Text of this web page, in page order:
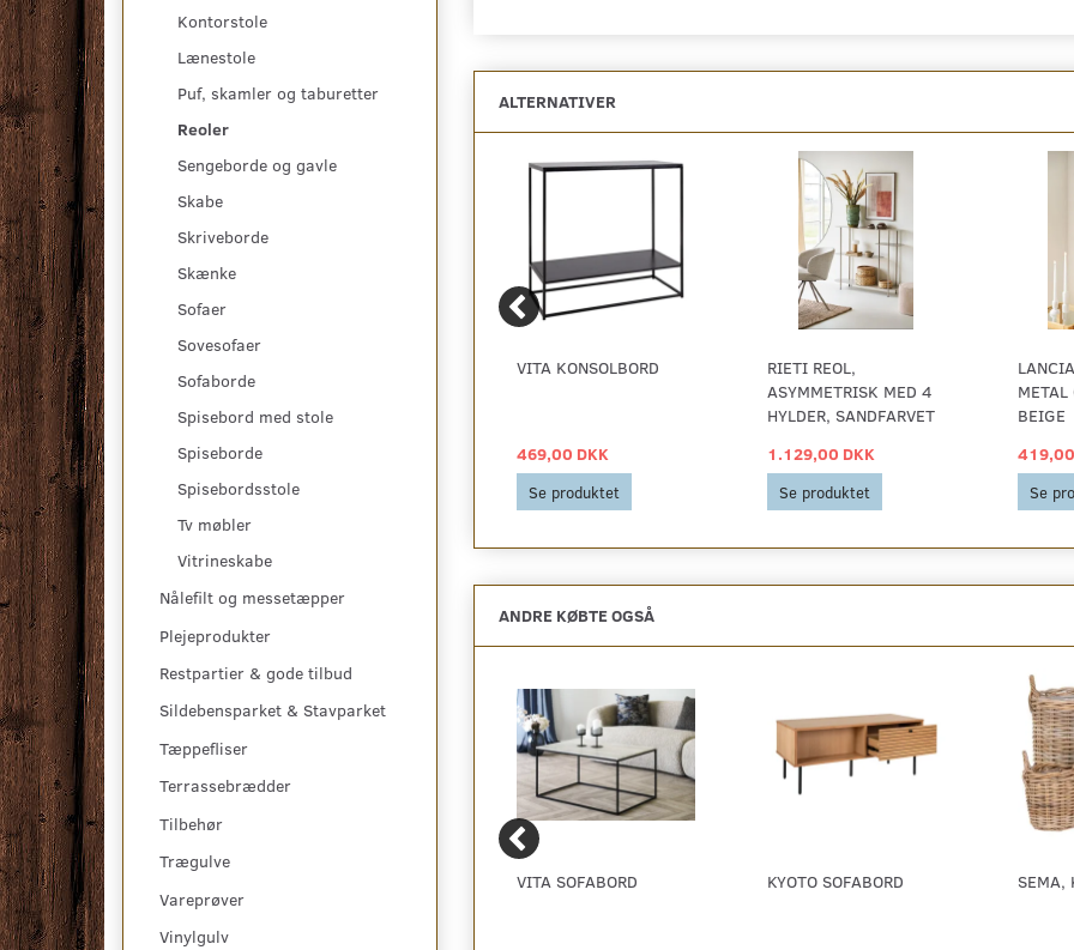
Kontorstole
Lænestole
Puf, skamler og taburetter
Reoler
Sengeborde og gavle
Skabe
Skriveborde
Skænke
Sofaer
Sovesofaer
Sofaborde
Spisebord med stole
Spiseborde
Spisebordsstole
Tv møbler
Vitrineskabe
Nålefilt og messetæpper
Plejeprodukter
Restpartier & gode tilbud
Sildebensparket & Stavparket
Tæppefliser
Terrassebrædder
Tilbehør
Trægulve
Vareprøver
Vinylgulv
ALTERNATIVER
GIRONA TEAK
KONSOLBORD I TEAK
909,00 DKK
Se produktet
BÆREDYGTIGE
Se produktet
VITA KONSOLBORD
469,00 DKK
Se produktet
RIETI REOL,
ASYMMETRISK MED 4
HYLDER, SANDFARVET
1.129,00 DKK
Se produktet
METAL
BEIGE
Se
ANDRE KØBTE OGSÅ
BICLICK VINYL
KLIKGULV - SENDAI
GRÅ BETON FLISE
VITA SOFABORD KYOTO SOFABORD SEMA,